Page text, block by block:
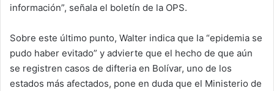
información”, señala el boletín de la OPS.
Sobre este último punto, Walter indica que la “epidemia se
pudo haber evitado” y advierte que el hecho de que aún
se registren casos de difteria en Bolívar, uno de los
estados más afectados, pone en duda que el Ministerio de